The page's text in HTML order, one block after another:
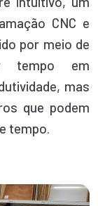
CNC e
por meio de
tempo em
mas
que podem
tempo.